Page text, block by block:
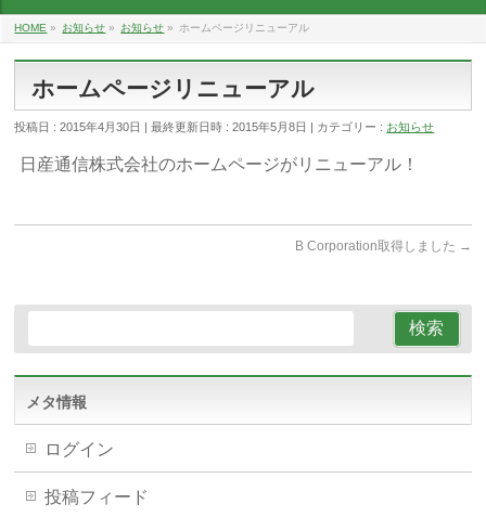
HOME » お知らせ » お知らせ » ホームページリニューアル
ホームページリニューアル
投稿日 : 2015年4月30日 最終更新日時 : 2015年5月8日 カテゴリー : お知らせ
日産通信株式会社のホームページがリニューアル！
B Corporation取得しました →
メタ情報
ログイン
投稿フィード